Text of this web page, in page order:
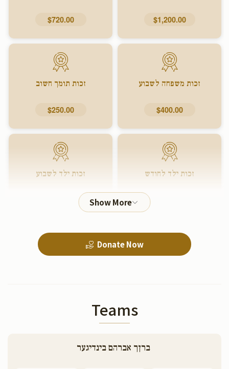
$1,200.00
$720.00
זכות משפחה לשבוע
$400.00
זכות תומך חשוב
$250.00
זכות ילד לחודש זכות ילד לשבוע
Donate Now
Teams